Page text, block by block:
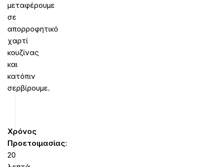
μεταφέρουμε
σε
απορροφητικό
χαρτί
κουζίνας
και
κατόπιν
σερβίρουμε.
Χρόνος
Προετοιμασίας:
20